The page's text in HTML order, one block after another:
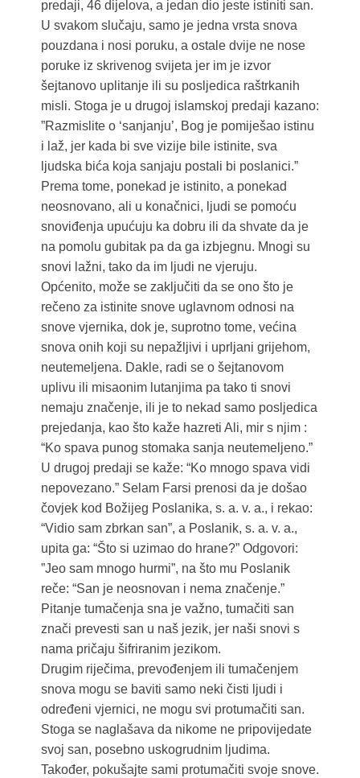
predaji, 46 dijelova, a jedan dio jeste istiniti san.
U svakom slučaju, samo je jedna vrsta snova
pouzdana i nosi poruku, a ostale dvije ne nose
poruke iz skrivenog svijeta jer im je izvor
šejtanovo uplitanje ili su posljedica raštrkanih
misli. Stoga je u drugoj islamskoj predaji kazano:
”Razmislite o ‘sanjanju’, Bog je pomiješao istinu
i laž, jer kada bi sve vizije bile istinite, sva
ljudska bića koja sanjaju postali bi poslanici.”
Prema tome, ponekad je istinito, a ponekad
neosnovano, ali u konačnici, ljudi se pomoću
snoviđenja upućuju ka dobru ili da shvate da je
na pomolu gubitak pa da ga izbjegnu. Mnogi su
snovi lažni, tako da im ljudi ne vjeruju.
Općenito, može se zaključiti da se ono što je
rečeno za istinite snove uglavnom odnosi na
snove vjernika, dok je, suprotno tome, većina
snova onih koji su nepažljivi i uprljani grijehom,
neutemeljena. Dakle, radi se o šejtanovom
uplivu ili misaonim lutanjima pa tako ti snovi
nemaju značenje, ili je to nekad samo posljedica
prejedanja, kao što kaže hazreti Ali, mir s njim :
“Ko spava punog stomaka sanja neutemeljeno.”
U drugoj predaji se kaže: “Ko mnogo spava vidi
nepovezano.” Selam Farsi prenosi da je došao
čovjek kod Božijeg Poslanika, s. a. v. a., i rekao:
“Vidio sam zbrkan san”, a Poslanik, s. a. v. a.,
upita ga: “Što si uzimao do hrane?” Odgovori:
”Jeo sam mnogo hurmi”, na što mu Poslanik
reče: “San je neosnovan i nema značenje.”
Pitanje tumačenja sna je važno, tumačiti san
znači prevesti san u naš jezik, jer naši snovi s
nama pričaju šifriranim jezikom.
Drugim riječima, prevođenjem ili tumačenjem
snova mogu se baviti samo neki čisti ljudi i
određeni vjernici, ne mogu svi protumačiti san.
Stoga se naglašava da nikome ne pripovijedate
svoj san, posebno uskogrudnim ljudima.
Također, pokušajte sami protumačiti svoje snove.